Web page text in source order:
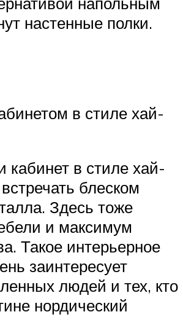
настенные полки.
в стиле хай-
кабинет в стиле хай-
блеском
Здесь тоже
и максимум
Такое интерьерное
заинтересует
людей и тех, кто
нордический